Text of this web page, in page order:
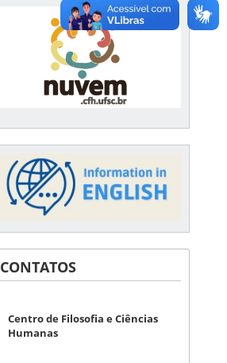
CONTATOS
Centro de Filosofia e Ciências
Humanas